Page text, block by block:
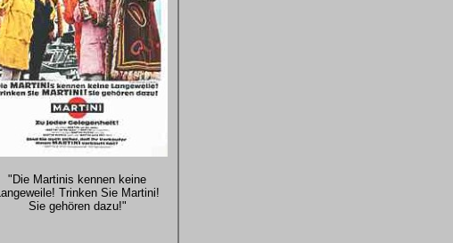
"Die Martinis kennen keine
Langeweile! Trinken Sie Martini!
Sie gehören dazu!"